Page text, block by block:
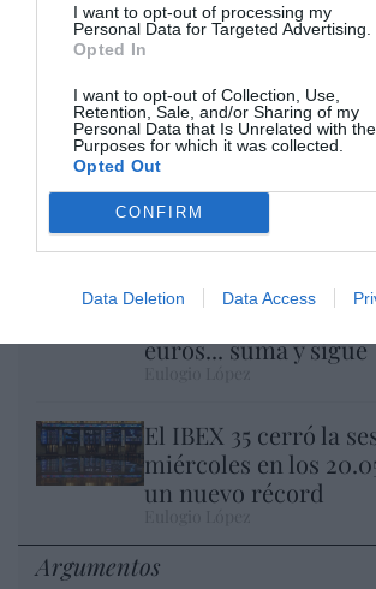
I want to opt-out of processing my
Personal Data for Targeted Advertising.
Opted In
I want to opt-out of Collection, Use,
Retention, Sale, and/or Sharing of my
Personal Data that Is Unrelated with the
Purposes for which it was collected.
Opted Out
CONFIRM
Data Deletion Data Access
Nokia, Ericsson... Huawei: lo
son las patentes
Eulogio López
Isabel Pantoja pierde
euros... suma y sigue
El IBEX 35 cerró la
miércoles en los
un nuevo récord
Argumentos